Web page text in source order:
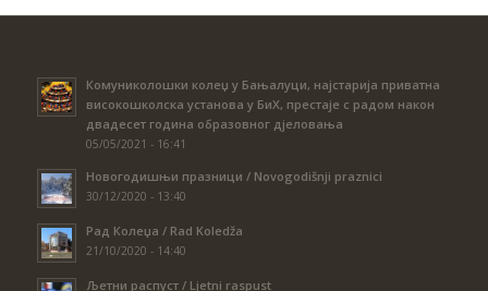
Комуниколошки колеџ у Бањалуци, најстарија приватна
високошколска установа у БиХ, престаје с радом након
двадесет година образовног дјеловања
05/05/2021 - 16:41
Новогодишњи празници / Novogodišnji praznici
30/12/2020 - 13:40
Рад Колеџа / Rad Koledža
21/10/2020 - 14:40
Љетни распуст / Ljetni raspust